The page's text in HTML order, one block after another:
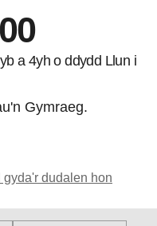
a 4yh o ddydd Llun i
Gymraeg.
dudalen hon